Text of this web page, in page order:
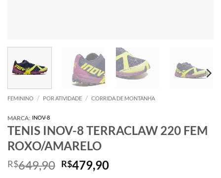
FEMININO / POR ATIVIDADE / CORRIDA DE MONTANHA
MARCA: INOV-8
TENIS INOV-8 TERRACLAW 220 FEM
ROXO/AMARELO
R$649,90 O
R$479,90O